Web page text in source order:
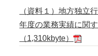
（資料１）地方独立
年度の業務実績に関
（1,310kbyte）